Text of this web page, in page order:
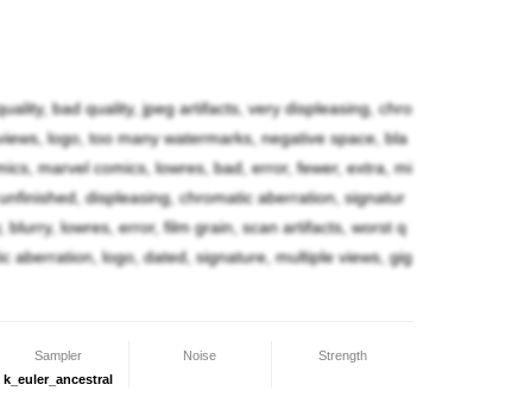
ッ！！」
進みます、ありがとうございます！あまり得
bad quality, jpeg artifacts, very displeasing, chro
logo, too many watermarks, negative space, bla
marvel comics, lowres, bad, error, fewer, extra, mi
displeasing, chromatic aberration, signatur
lowres, error, film grain, scan artifacts, worst q
aberration, logo, dated, signature, multiple views, gig
Sampler
k_euler_ancestral
Noise Strength